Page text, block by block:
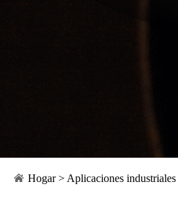
Hogar> Aplicaciones industriales